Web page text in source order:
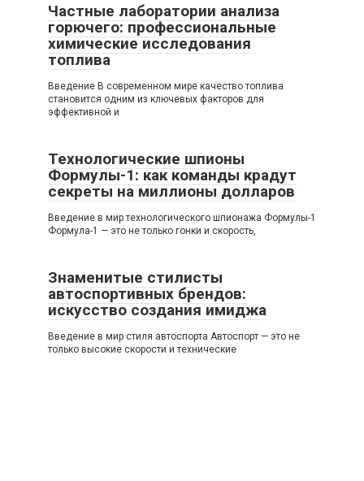
Частные лаборатории анализа
горючего: профессиональные
химические исследования
топлива
Введение В современном мире качество топлива
становится одним из ключевых факторов для
эффективной и
Технологические шпионы
Формулы-1: как команды крадут
секреты на миллионы долларов
Введение в мир технологического шпионажа Формулы-1
Формула-1 — это не только гонки и скорость,
Знаменитые стилисты
автоспортивных брендов:
искусство создания имиджа
Введение в мир стиля автоспорта Автоспорт — это не
только высокие скорости и технические